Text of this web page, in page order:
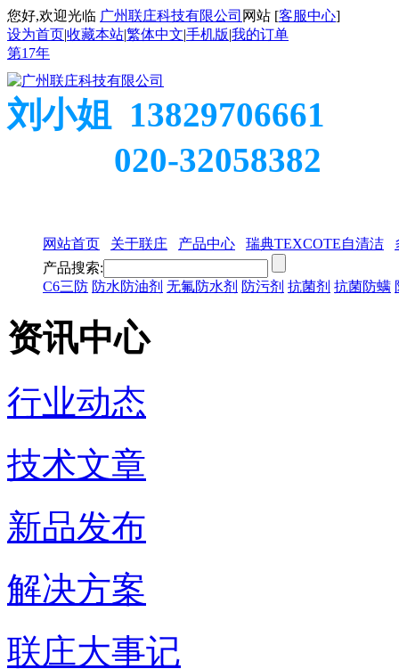
您好,欢迎光临 广州联庄科技有限公司 网站 [客服中心]
设为首页|收藏本站|繁体中文|手机版|我的订单
第17年
刘小姐 13829706661
020-32058382
网站首页 关于联庄 产品中心 瑞典TEXCOTE自清洁
产品搜索:
C6三防 防水防油剂 无氟防水剂 防污剂 抗菌剂 抗菌防螨
资讯中心
行业动态
技术文章
新品发布
解决方案
联庄大事记